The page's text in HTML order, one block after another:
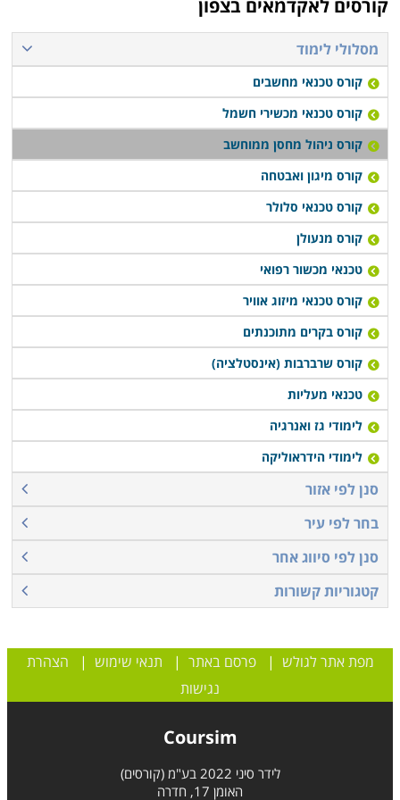
להתקדם לעבודה בתחום.
קורס ניהול מחסן ממוחשב נערך פעם או פעמיים בשבוע,
תלוי במוסד הלימודים, כאשר בחלק המקומות תוכלו לקבל
אף שיעורי השלמה במידה ופספסתם את אחד השיעורים או
הדרכה דרך האינטרנט.
קורסים לאקדמאים בצפון
מסלולי לימוד
קורס טכנאי מחשבים
קורס טכנאי מכשירי חשמל
קורס ניהול מחסן ממוחשב
קורס מיגון ואבטחה
קורס טכנאי סלולר
קורס מנעולן
טכנאי מכשור רפואי
קורס טכנאי מיזוג אוויר
קורס בקרים מתוכנתים
קורס שרברבות (אינסטלציה)
טכנאי מעליות
לימודי גז ואנרגיה
לימודי הידראוליקה
סנן לפי אזור
בחר לפי עיר
סנן לפי סיווג אחר
קטגוריות קשורות
מפת אתר לגולש |פרסם באתר | תנאי שימוש | הצהרת
נגישות
Coursim
לידר סיני 2022 בע"מ (קורסים)
האומן 17, חדרה